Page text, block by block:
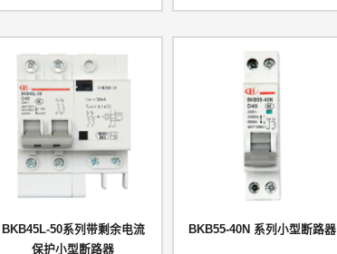
BKB45L-50系列带剩余电流
保护小型断路器
BKB55-40N 系列小型断路器